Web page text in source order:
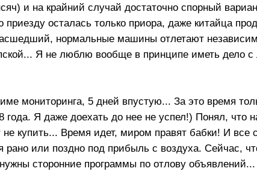
и на крайний случай достаточно спорный
осталась только приора, даже китайца
нормальные машины отлетают
Я не люблю вообще в принципе иметь дело
мониторинга, 5 дней впустую... За это время
Я даже доехать до нее не успел!) Понял, что
купить... Время идет, миром правят бабки! И
рано или поздно под прибыль с воздуха. Сейчас,
сторонние программы по отлову объявлений...